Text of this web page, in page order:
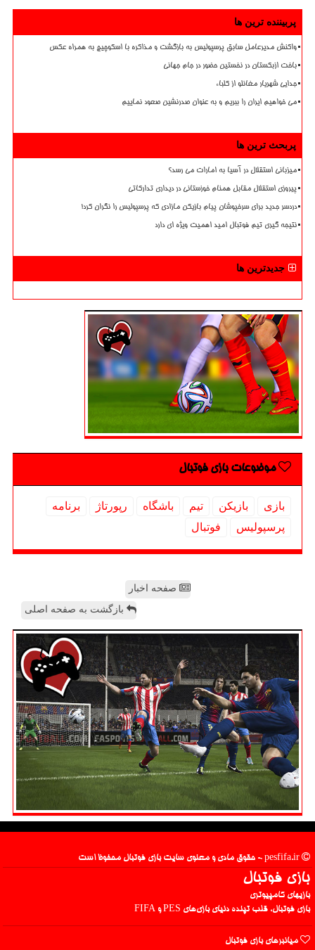
پربیننده ترین ها
واکنش مدیرعامل سابق پرسپولیس به بازگشت و مذاکره با اسکوچیچ به همراه عکس
باخت ازبکستان در نخستین حضور در جام جهانی
جدایی شهریار مغانلو از کلباء
می خواهیم ایران را ببریم و به عنوان صدرنشین صعود نماییم
پربحث ترین ها
میزبانی استقلال در آسیا به امارات می رسد؟
پیروزی استقلال مقابل همنام خوزستانی در دیداری تدارکاتی
دردسر جدید برای سرخپوشان پیام بازیکن مازادی که پرسپولیس را نگران کرد!
نتیجه گیری تیم فوتبال امید اهمیت ویژه ای دارد
جدیدترین ها
موضوعات بازی فوتبال
بازی بازیكن تیم باشگاه رپورتاژ
برنامه
پرسپولیس
فوتبال
صفحه اخبار
بازگشت به صفحه اصلی
بازی فوتبال
بازیهای کامپیوتری
بازی فوتبال، قلب تپنده دنیای بازی‌های PES و FIFA
میانبرهای بازی فوتبال